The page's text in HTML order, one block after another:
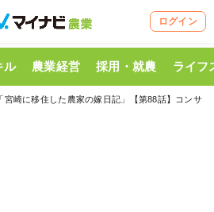
ログイン
ル 農業経営 採用・就農 ライフ
宮崎に移住した農家の嫁日記」【第88話】コンサ